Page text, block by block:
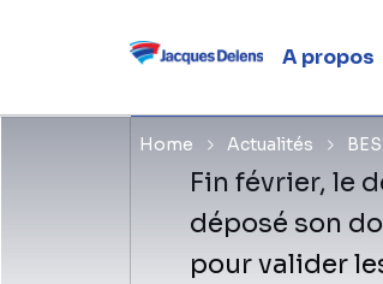
A propos
Home Actualités
38
Fin février, le
déposé son
pour valider